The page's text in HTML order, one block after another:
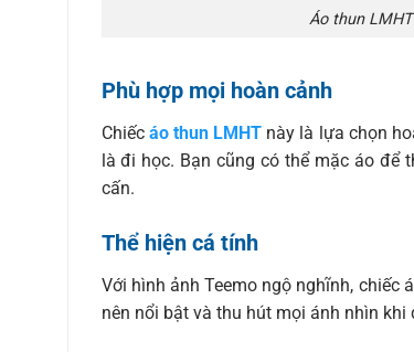
Áo thun
Phù hợp mọi hoàn cảnh
Chiếc áo thun LMHT này là lựa chọn
là đi học. Bạn cũng có thể mặc áo để
cấn.
Thể hiện cá tính
Với hình ảnh Teemo ngộ nghĩnh, chiếc
nên nổi bật và thu hút mọi ánh nhìn khi